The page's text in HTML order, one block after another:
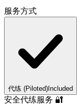
服务方式
代练 (Piloted) Included
安全代练服务 🔐